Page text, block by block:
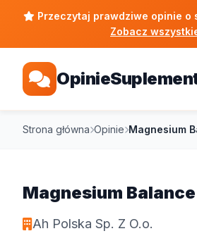
Przeczytaj prawdziwe opinie o
Zobacz
Strona główna Opinie Magnesium
Magnesium Balance
Ah Polska Sp. Z O.o.